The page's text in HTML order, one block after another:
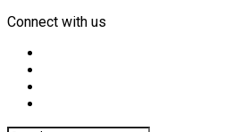
Connect with us